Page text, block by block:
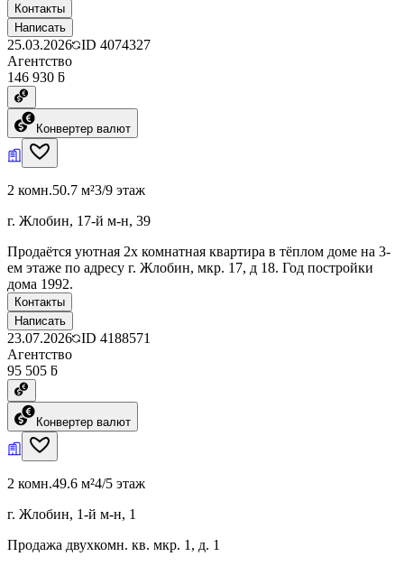
Контакты
Написать
25.03.2026 ID 4074327
Агентство
146 930 ƃ
Конвертер валют
2 комн.50.7 м²3/9 этаж
г. Жлобин, 17-й м-н, 39
Продаётся уютная 2х комнатная квартира в тёплом доме на 3-
ем этаже по адресу г. Жлобин, мкр. 17, д 18. Год постройки
дома 1992.
Контакты
Написать
23.07.2026 ID 4188571
Агентство
95 505 ƃ
Конвертер валют
2 комн.49.6 м²4/5 этаж
г. Жлобин, 1-й м-н, 1
Продажа двухкомн. кв. мкр. 1, д. 1